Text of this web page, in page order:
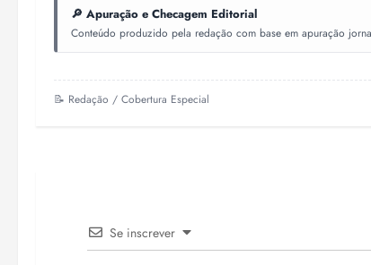
🔎 Apuração e Checagem Editorial
Conteúdo produzido pela redação com base em apuração
📝 Redação / Cobertura Especial
Se inscrever